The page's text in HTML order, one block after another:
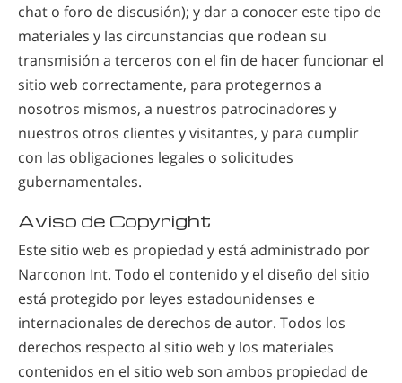
chat o foro de discusión); y dar a conocer este tipo de
materiales y las circunstancias que rodean su
transmisión a terceros con el fin de hacer funcionar el
sitio web correctamente, para protegernos a
nosotros mismos, a nuestros patrocinadores y
nuestros otros clientes y visitantes, y para cumplir
con las obligaciones legales o solicitudes
gubernamentales.
Aviso de Copyright
Este sitio web es propiedad y está administrado por
Narconon Int. Todo el contenido y el diseño del sitio
está protegido por leyes estadounidenses e
internacionales de derechos de autor. Todos los
derechos respecto al sitio web y los materiales
contenidos en el sitio web son ambos propiedad de